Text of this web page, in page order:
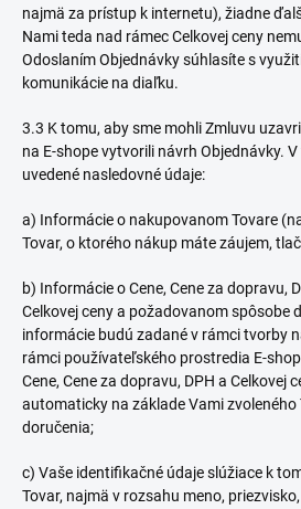
najmä za prístup k internetu), žiadne
Nami teda nad rámec Celkovej ceny
Odoslaním Objednávky súhlasíte s
komunikácie na diaľku.
3.3 K tomu, aby sme mohli Zmluvu
na E-shope vytvorili návrh Objednávky.
uvedené nasledovné údaje:
a) Informácie o nakupovanom Tovare
Tovar, o ktorého nákup máte záujem,
b) Informácie o Cene, Cene za dopravu,
Celkovej ceny a požadovanom spôsobe
informácie budú zadané v rámci tvorby
rámci používateľského prostredia E-
Cene, Cene za dopravu, DPH a Celkovej
automaticky na základe Vami
doručenia;
c) Vaše identifikačné údaje slúžiace k
Tovar, najmä v rozsahu meno,